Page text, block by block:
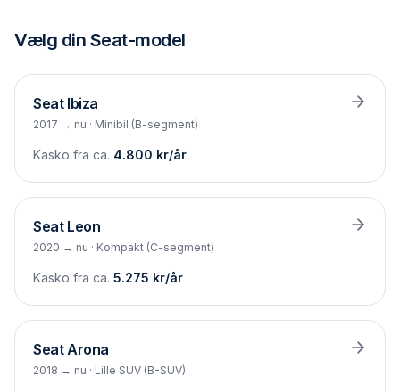
Vælg din Seat-model
Seat Ibiza
2017 → nu · Minibil (B-segment)
Kasko fra ca. 4.800 kr/år
Seat Leon
2020 → nu · Kompakt (C-segment)
Kasko fra ca. 5.275 kr/år
SeatArona
2018 → nu · Lille SUV (B-SUV)